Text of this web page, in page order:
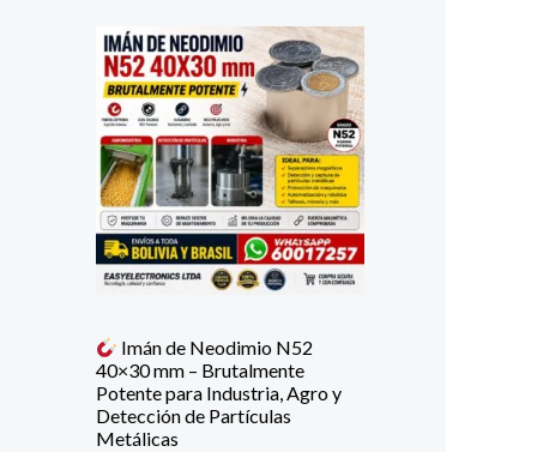
Imán de Neodimio N52
40×30 mm – Brutalmente
Potente para Industria, Agro y
Detección de Partículas
Metálicas